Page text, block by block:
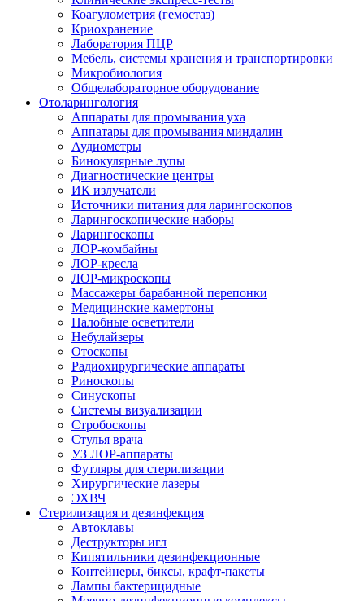
Коагулометрия (гемостаз)
Криохранение
Лаборатория ПЦР
Мебель, системы хранения и транспортировки
Микробиология
Общелабораторное оборудование
Отоларингология
Аппараты для промывания уха
Аппатары для промывания миндалин
Аудиометры
Бинокулярные лупы
Диагностические центры
ИК излучатели
Источники питания для ларингоскопов
Ларингоскопические наборы
Ларингоскопы
ЛОР-комбайны
ЛОР-кресла
ЛОР-микроскопы
Массажеры барабанной перепонки
Медицинские камертоны
Налобные осветители
Небулайзеры
Отоскопы
Радиохирургические аппараты
Риноскопы
Синускопы
Системы визуализации
Стробоскопы
Стулья врача
УЗ ЛОР-аппараты
Футляры для стерилизации
Хирургические лазеры
ЭХВЧ
Стерилизация и дезинфекция
Автоклавы
Деструкторы игл
Кипятильники дезинфекционные
Контейнеры, биксы, крафт-пакеты
Лампы бактерицидные